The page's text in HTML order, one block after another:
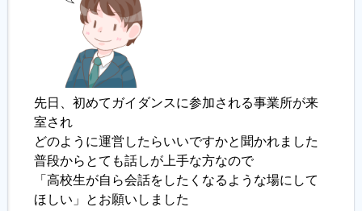
先日、初めてガイダンスに参加される事業所が来
室され
どのように運営したらいいですかと聞かれました
普段からとても話しが上手な方なので
「高校生が自ら会話をしたくなるような場にして
ほしい」とお願いしました